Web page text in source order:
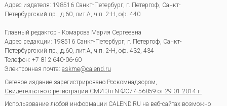
Адрес издателя: 198516 Санкт-Петербург, г. Петергоф, Санкт-
Петербургский пр., д.60, лит.А, ч.п. 2-Н, оф. 440
Главный редактор - Комарова Мария Сергеевна
Адрес редакции: 198516 Санкт-Петербург, г. Петергоф, Санкт-
Петербургский пр., д.60, лит.А, ч.п. 2-Н, оф. 432, 434
Телефон: +7 812 640-06-60
Электронная почта: askme@calend.ru
Сетевое издание зарегистрировано Роскомнадзором,
Свидетельство о регистрации СМИ Эл.N ФС77-56859 от 29.01.2014 г.
Использование любой информации CALEND.RU на веб-сайтах возможно